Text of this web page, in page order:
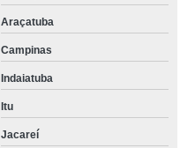
Araçatuba
Campinas
Indaiatuba
Itu
Jacareí